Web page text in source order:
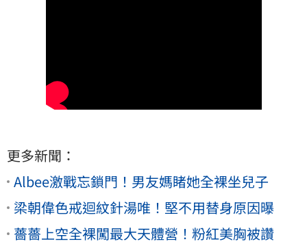
更多新聞：
Albee激戰忘鎖門！男友媽睹她全裸坐兒子
梁朝偉色戒迴紋針湯唯！堅不用替身原因曝
薔薔上空全裸闖最大天體營！粉紅美胸被讚